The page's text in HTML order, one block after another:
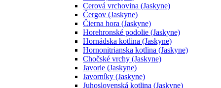
Cerová vrchovina (Jaskyne)
Čergov (Jaskyne)
Čierna hora (Jaskyne)
Horehronské podolie (Jaskyne)
Hornádska kotlina (Jaskyne)
Hornonitrianska kotlina (Jaskyne)
Chočské vrchy (Jaskyne)
Javorie (Jaskyne)
Javorníky (Jaskyne)
Juhoslovenská kotlina (Jaskyne)